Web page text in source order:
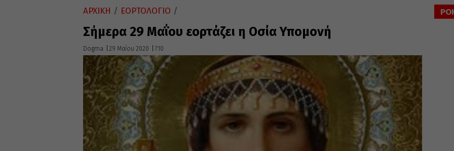
ΑΡΧΙΚΗ / ΕΟΡΤΟΛΟΓΙΟ /
Σήμερα 29 Μαΐου εορτάζει η Οσία Υπομονή
Dogma 29 Μαΐου 2020 7:10